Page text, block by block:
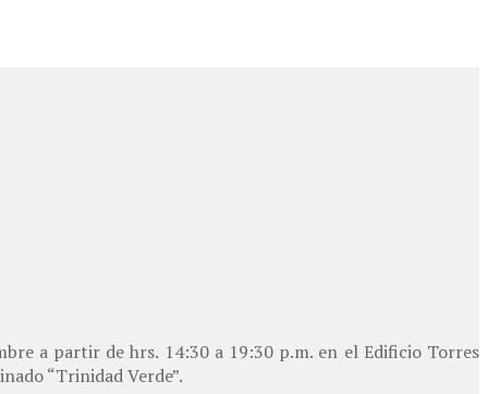
a partir de hrs. 14:30 a 19:30 p.m. en el Edificio Torres
“Trinidad Verde”.